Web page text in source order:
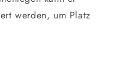
werden, um Platz